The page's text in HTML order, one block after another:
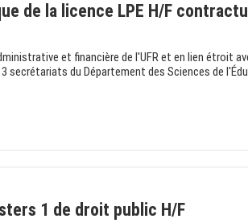
de la licence LPE H/F
et financière de l'UFR et en lien étroit
secrétariats du Département des Sciences de
1 de droit public H/F